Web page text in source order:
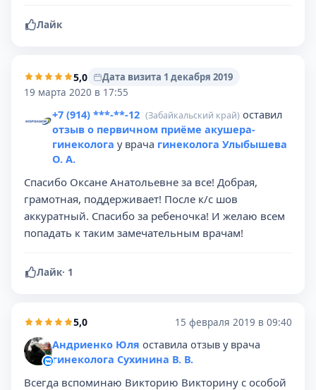
Лайк
5,0
Дата визита 1 декабря 2019
19 марта 2020 в 17:55
+7 (914) ***-**-12 (Забайкальский край) оставил
отзыв о первичном приёме акушера-
гинеколога у врача гинеколога Улыбышева
О. А.
Спасибо Оксане Анатольевне за все! Добрая,
грамотная, поддерживает! После к/с шов
аккуратный. Спасибо за ребеночка! И желаю всем
попадать к таким замечательным врачам!
Лайк· 1
5,0 15 февраля 2019 в 09:40
Андриенко Юля оставила отзыв у врача
гинеколога Сухинина В. В.
Всегда вспоминаю Викторию Викторину с особой